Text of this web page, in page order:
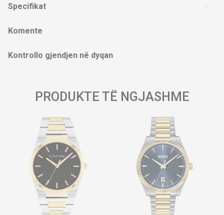
Specifikat
Komente
Kontrollo gjendjen në dyqan
PRODUKTE TË NGJASHME